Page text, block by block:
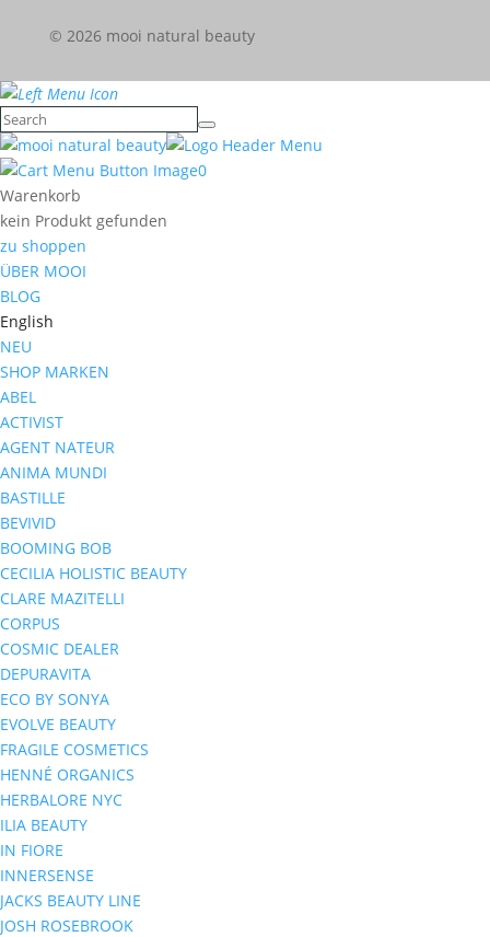
© 2026 mooi natural beauty
0
Warenkorb
kein Produkt gefunden
zu shoppen
ÜBER MOOI
BLOG
English
NEU
SHOP MARKEN
ABEL
ACTIVIST
AGENT NATEUR
ANIMA MUNDI
BASTILLE
BEVIVID
BOOMING BOB
CECILIA HOLISTIC BEAUTY
CLARE MAZITELLI
CORPUS
COSMIC DEALER
DEPURAVITA
ECO BY SONYA
EVOLVE BEAUTY
FRAGILE COSMETICS
HENNÉ ORGANICS
HERBALORE NYC
ILIA BEAUTY
IN FIORE
INNERSENSE
JACKS BEAUTY LINE
JOSH ROSEBROOK